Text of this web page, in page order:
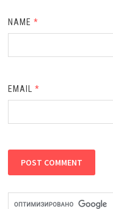
NAME*
EMAIL*